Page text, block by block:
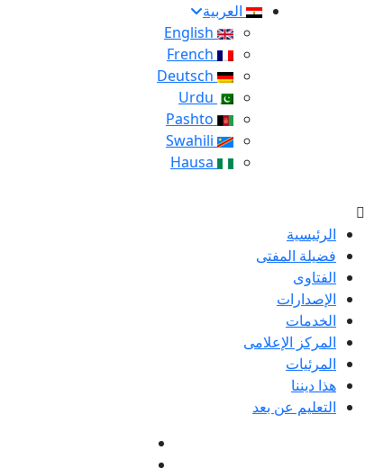
العربية
الرئيسية
فضيلة المفتى
الفتاوى
الإصدارات
الخدمات
المركز الإعلامى
المرئيات
هذا ديننا
التعليم عن بعد